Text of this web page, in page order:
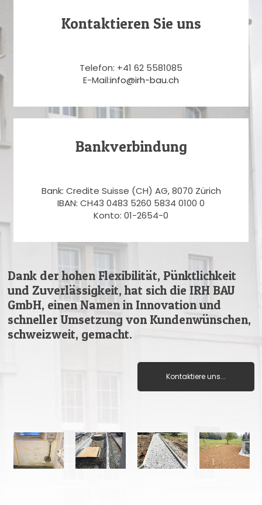
Kontaktieren Sie uns
Telefon: +41 62 5581085
E-Mail:info@irh-bau.ch
Bankverbindung
Bank: Credite Suisse (CH) AG, 8070 Zürich
IBAN: CH43 0483 5260 5834 0100 0
Konto: 01-2654-0
Dank der hohen Flexibilität, Pünktlichkeit
und Zuverlässigkeit, hat sich die IRH BAU
GmbH, einen Namen in Innovation und
schneller Umsetzung von Kundenwünschen,
schweizweit, gemacht.
Kontaktiere uns...